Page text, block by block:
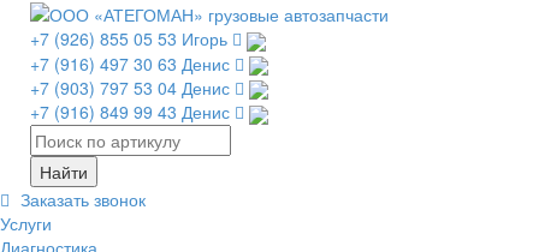
+7 (926) 855 05 53 Игорь
+7 (916) 497 30 63 Денис
+7 (903) 797 53 04 Денис
+7 (916) 849 99 43 Денис
Заказать звонок
Услуги
Диагностика